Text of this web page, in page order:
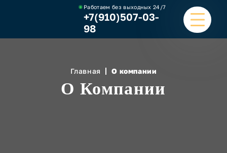
Работаем без выходных24/7
+7(910)507-03-
98
Главная О компании
О Компании